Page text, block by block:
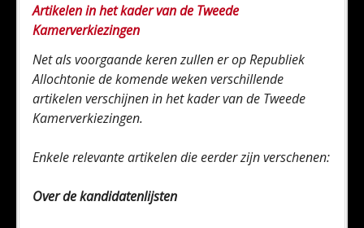
Artikelen in het kader van de Tweede
Kamerverkiezingen
Net als voorgaande keren zullen er op Republiek
Allochtonie de komende weken verschillende
artikelen verschijnen in het kader van de Tweede
Kamerverkiezingen.
Enkele relevante artikelen die eerder zijn verschenen:
Over de kandidatenlijsten